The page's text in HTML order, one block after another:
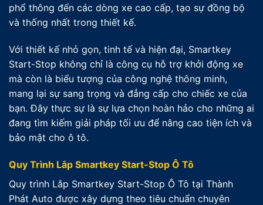
phổ thông đến các dòng xe cao cấp, tạo sự đồng bộ
và thống nhất trong thiết kế.
Với thiết kế nhỏ gọn, tinh tế và hiện đại, Smartkey
Start-Stop không chỉ là công cụ hỗ trợ khởi động xe
mà còn là biểu tượng của công nghệ thông minh,
mang lại sự sang trọng và đẳng cấp cho chiếc xe của
bạn. Đây thực sự là sự lựa chọn hoàn hảo cho những ai
đang tìm kiếm giải pháp tối ưu để nâng cao tiện ích và
bảo mật cho ô tô.
Quy Trình Lắp Smartkey Start-Stop Ô Tô
Quy trình Lắp Smartkey Start-Stop Ô Tô tại Thành
Phát Auto được xây dựng theo tiêu chuẩn chuyên